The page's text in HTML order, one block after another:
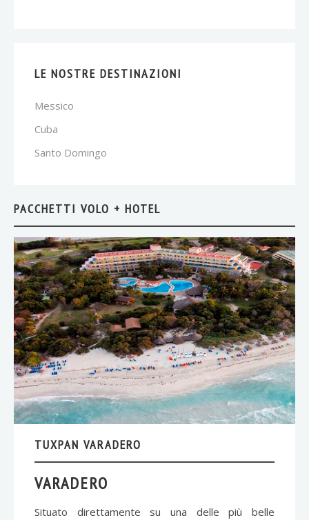
LE NOSTRE DESTINAZIONI
Messico
Cuba
Santo Domingo
PACCHETTI VOLO + HOTEL
TUXPAN VARADERO
VARADERO
Situato direttamente su una delle più belle